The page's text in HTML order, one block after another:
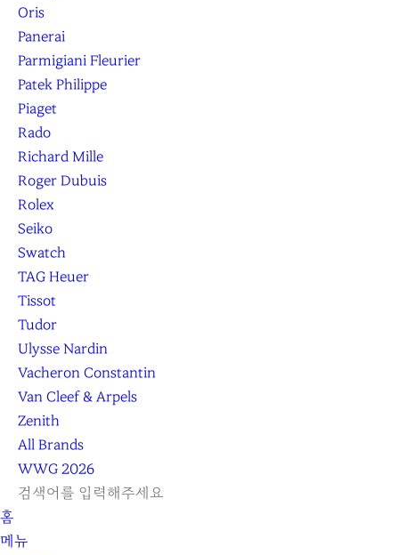
Oris
Panerai
Parmigiani Fleurier
Patek Philippe
Piaget
Rado
Richard Mille
Roger Dubuis
Rolex
Seiko
Swatch
TAG Heuer
Tissot
Tudor
Ulysse Nardin
Vacheron Constantin
Van Cleef & Arpels
Zenith
All Brands
WWG2026
L
G
S
A
닫
l
검
색
홈
메뉴